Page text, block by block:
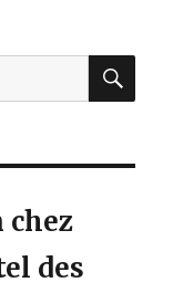
chez
des